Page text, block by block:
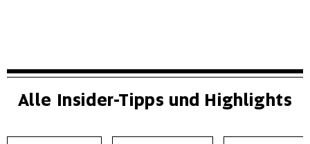
Alle Insider-Tipps und Highlights